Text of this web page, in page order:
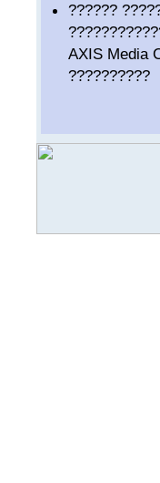
??????
AXIS Media
??????????